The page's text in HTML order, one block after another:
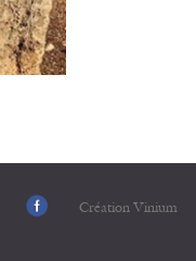
Création Vinium